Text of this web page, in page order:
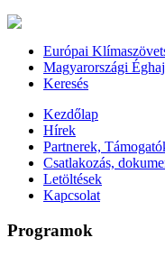
Európai
Magyarországi
Keresés
Kezdőlap
Hírek
Partnerek,
Csatlakozás,
Letöltések
Kapcsolat
Programok